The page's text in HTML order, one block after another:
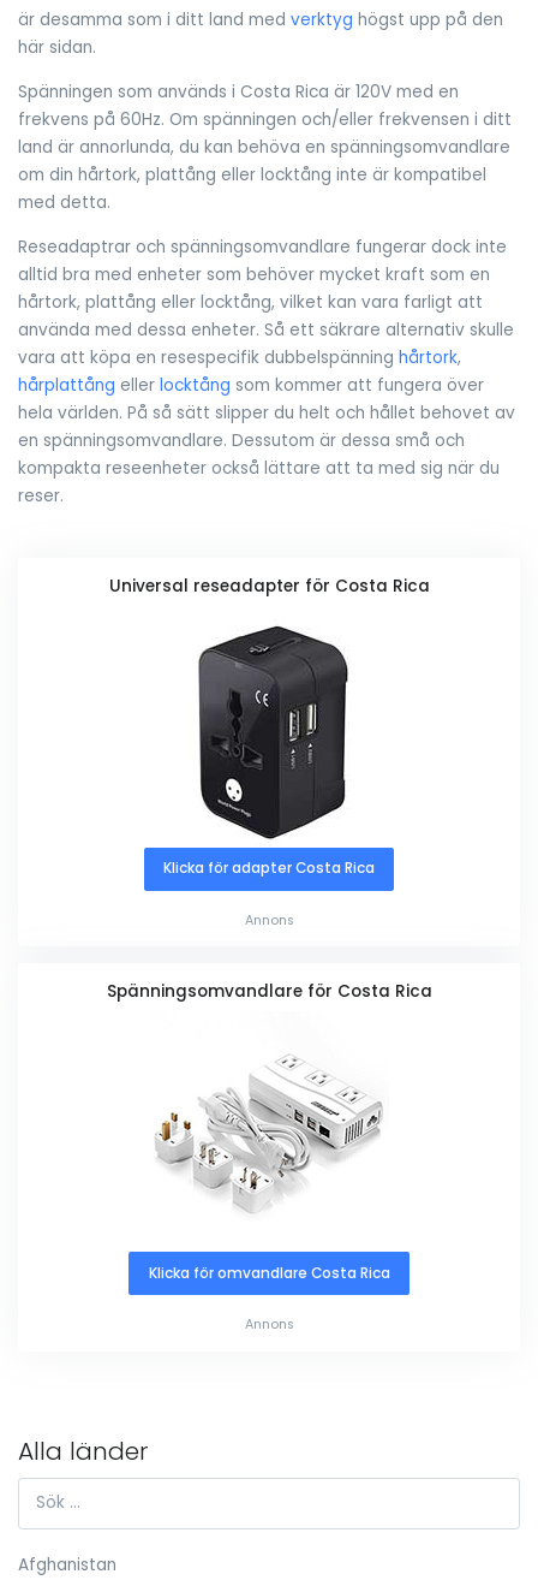
är desamma som i ditt land med verktyg högst upp på den
här sidan.
Spänningen som används i Costa Rica är 120V med en
frekvens på 60Hz. Om spänningen och/eller frekvensen i ditt
land är annorlunda, du kan behöva en spänningsomvandlare
om din hårtork, plattång eller locktång inte är kompatibel
med detta.
Reseadaptrar och spänningsomvandlare fungerar dock inte
alltid bra med enheter som behöver mycket kraft som en
hårtork, plattång eller locktång, vilket kan vara farligt att
använda med dessa enheter. Så ett säkrare alternativ skulle
vara att köpa en resespecifik dubbelspänning hårtork,
hårplattång eller locktång som kommer att fungera över
hela världen. På så sätt slipper du helt och hållet behovet av
en spänningsomvandlare. Dessutom är dessa små och
kompakta reseenheter också lättare att ta med sig när du
reser.
Universal reseadapter för Costa Rica
Klicka för adapter Costa Rica
Annons
Spänningsomvandlare för Costa Rica
Klicka för omvandlare Costa Rica
Annons
Alla länder
Afghanistan